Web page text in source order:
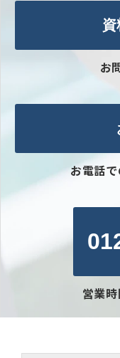
資
お
お電話
営業